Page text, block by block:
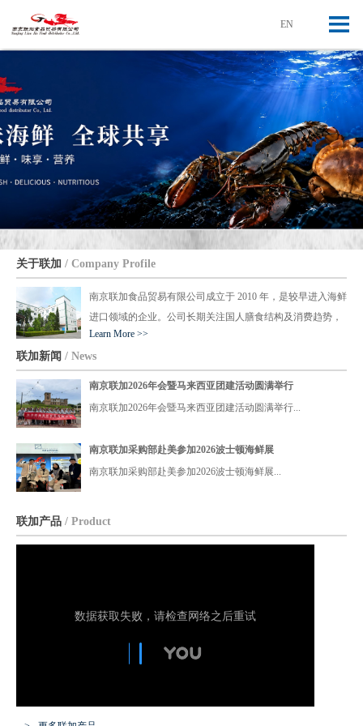
EN
关于联加 / Company Profile
南京联加食品贸易有限公司成立于 2010 年，是较早进入海鲜
进口领域的企业。公司长期关注国人膳食结构及消费趋势，
与欧美等国家建立长期合作关系，搭建国际海鲜贸易枢纽及
销售网络，已获加拿大 World Link Food Distributors Inc 授
权，为中国区域总代理，负责大西洋鲜活龙虾和冷冻海产品
Learn More >>
联加新闻 / News
南京联加2026年会暨马来西亚团建活动圆满举行
南京联加2026年会暨马来西亚团建活动圆满举行...
南京联加采购部赴美参加2026波士顿海鲜展
南京联加采购部赴美参加2026波士顿海鲜展...
联加产品 / Product